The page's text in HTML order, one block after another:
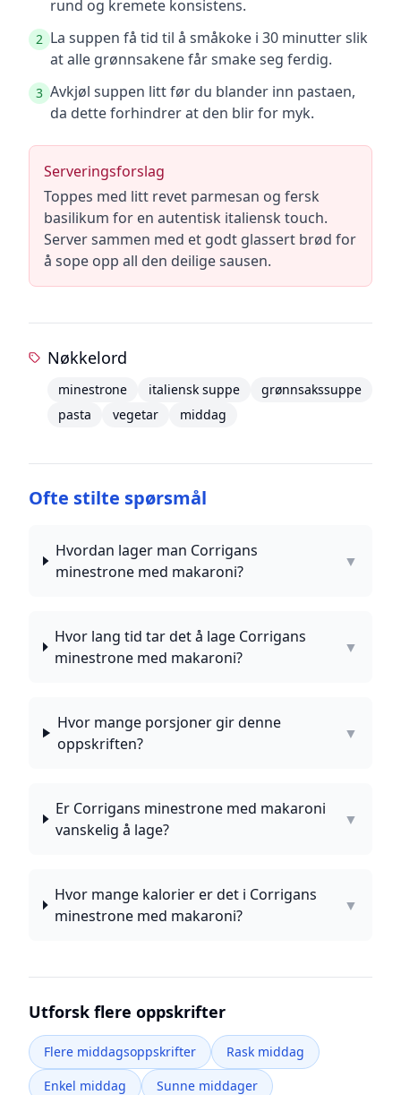
rund og kremete konsistens.
2 La suppen få tid til å småkoke i 30 minutter slik
at alle grønnsakene får smake seg ferdig.
3 Avkjøl suppen litt før du blander inn pastaen,
da dette forhindrer at den blir for myk.
Serveringsforslag
Toppes med litt revet parmesan og fersk
basilikum for en autentisk italiensk touch.
Server sammen med et godt glassert brød for
å sope opp all den deilige sausen.
Nøkkelord
minestrone italiensk suppe
grønnsakssuppe
pasta
vegetar middag
Ofte stilte spørsmål
Hvordan lager man Corrigans
minestrone med makaroni?
▼
Hvor lang tid tar det å lage Corrigans
minestrone med makaroni?
▼
Hvor mange porsjoner gir denne
oppskriften?
▼
Er Corrigans minestrone med makaroni
vanskelig å lage?
▼
Hvor mange kalorier er det i Corrigans
minestrone med makaroni?
▼
Utforsk flere oppskrifter
Flere middagsoppskrifter
Rask middag
Enkel middag
Sunne middager